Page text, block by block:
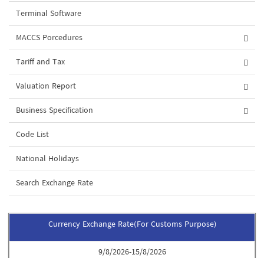
Terminal Software
MACCS Porcedures
Tariff and Tax
Valuation Report
Business Specification
Code List
National Holidays
Search Exchange Rate
Currency Exchange Rate(For Customs Purpose)
9/8/2026-15/8/2026